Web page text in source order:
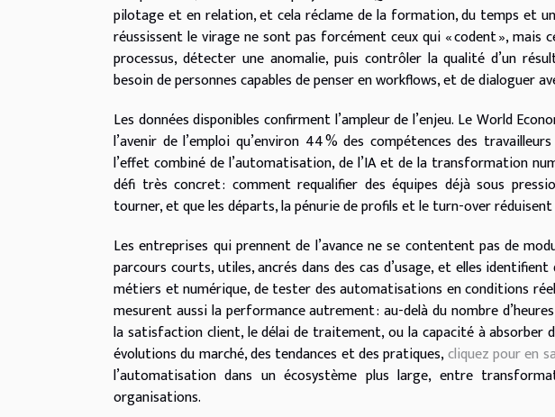
pilotage et en relation, et cela réclame de la formation, du temps et
réussissent le virage ne sont pas forcément ceux qui « codent », mais
processus, détecter une anomalie, puis contrôler la qualité d’un
besoin de personnes capables de penser en workflows, et de dialoguer
Les données disponibles confirment l’ampleur de l’enjeu. Le World
l’avenir de l’emploi qu’environ 44 % des compétences des
l’effet combiné de l’automatisation, de l’IA et de la transformation
défi très concret : comment requalifier des équipes déjà sous
tourner, et que les départs, la pénurie de profils et le turn-over
Les entreprises qui prennent de l’avance ne se contentent pas de
parcours courts, utiles, ancrés dans des cas d’usage, et elles
métiers et numérique, de tester des automatisations en conditions
mesurent aussi la performance autrement : au-delà du nombre
la satisfaction client, le délai de traitement, ou la capacité à absorber
évolutions du marché, des tendances et des pratiques,cliquez pour en
l’automatisation dans un écosystème plus large, entre
organisations.